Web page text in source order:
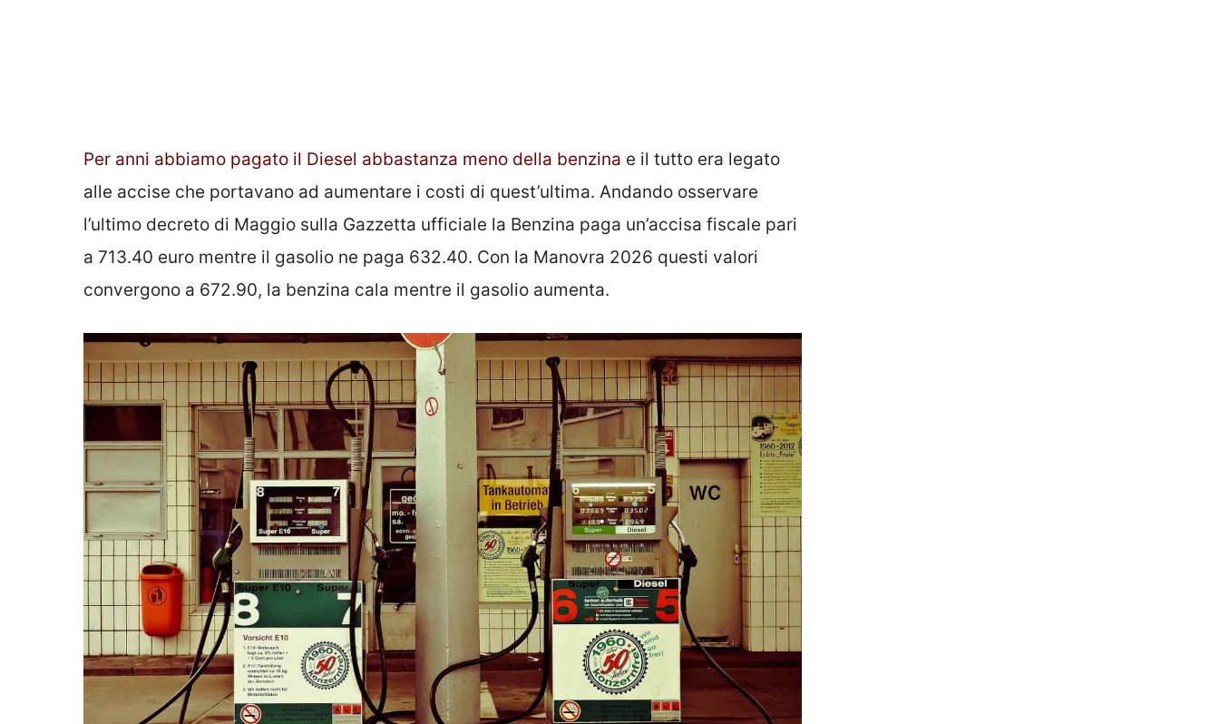
Per anni abbiamo pagato il Diesel abbastanza meno della benzina e il tutto era legato
alle accise che portavano ad aumentare i costi di quest’ultima. Andando osservare
l’ultimo decreto di Maggio sulla Gazzetta ufficiale la Benzina paga un’accisa fiscale pari
a 713.40 euro mentre il gasolio ne paga 632.40. Con la Manovra 2026 questi valori
convergono a 672.90, la benzina cala mentre il gasolio aumenta.